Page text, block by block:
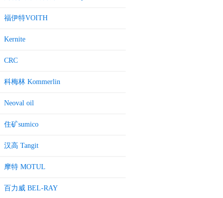
福伊特VOITH
Kernite
CRC
科梅林 Kommerlin
Neoval oil
住矿sumico
汉高 Tangit
摩特 MOTUL
百力威 BEL-RAY